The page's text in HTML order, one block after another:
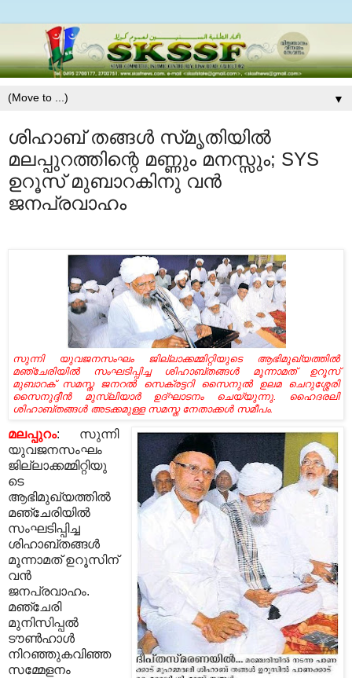
▼
ശിഹാബ്‌ തങ്ങള്‍ സ്‌മൃതിയില്‍
മലപ്പുറത്തിന്റെ മണ്ണും മനസ്സും; SYS
ഉറൂസ് മുബാറകിനു വന്‍
ജനപ്രവാഹം
സുന്നി യുവജനസംഘം ജില്ലാക്കമ്മിറ്റിയുടെ ആഭിമുഖ്യത്തില്‍
മഞ്ചേരിയില്‍ സംഘടിപ്പിച്ച ശിഹാബ്തങ്ങള്‍ മൂന്നാമത് ഉറൂസ്
മുബാറക് സമസ്ത ജനറല്‍ സെക്രട്ടറി സൈനുല്‍ ഉലമ ചെറുശ്ശേരി
സൈനുദ്ദീന്‍ മുസ്‌ലിയാര്‍ ഉദ്ഘാടനം ചെയ്യുന്നു. ഹൈദരലി
ശിഹാബ്തങ്ങള്‍ അടക്കമുള്ള സമസ്ത നേതാക്കള്‍ സമീപം.
മലപ്പുറം: സുന്നി
യുവജനസംഘം
ജില്ലാക്കമ്മിറ്റിയു
ടെ
ആഭിമുഖ്യത്തില്‍
മഞ്ചേരിയില്‍
സംഘടിപ്പിച്ച
ശിഹാബ്തങ്ങള്‍
മൂന്നാമത് ഉറൂസിന്
വന്‍
ജനപ്രവാഹം.
മഞ്ചേരി
മുനിസിപ്പല്‍
ടൗണ്‍ഹാള്‍
നിറഞ്ഞുകവിഞ്ഞ
സമ്മേളനം